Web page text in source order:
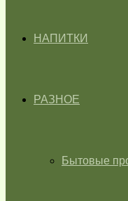
НАПИТКИ
РАЗНОЕ
Бытовые